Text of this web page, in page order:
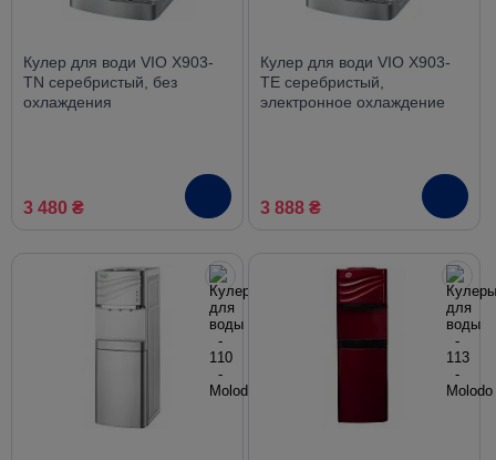
Кулер для води VIO X903-
TN серебристый, без
охлаждения
3 480 ₴
Кулер для води VIO X903-
TE серебристый,
электронное охлаждение
3 888 ₴